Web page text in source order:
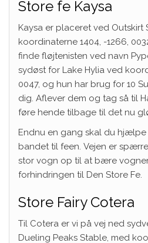
Store fe Kaysa
Kaysa er placeret ved Outskirt
koordinaterne 1404, -1266,
finde fløjtenisten ved navn
sydøst for Lake Hylia ved
0047, og hun har brug for 10
dig. Aflever dem og tag så til
føre hende tilbage til det nu
Endnu en gang skal du
bandet til feen. Vejen er
stor vogn op til at bære
forhindringen til Den Store Fe.
Store Fairy Cotera
Til Cotera er vi på vej ned
Dueling Peaks Stable, med